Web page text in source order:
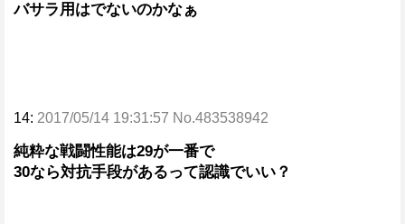
バサラ用はでないのかなぁ
14: 2017/05/14 19:31:57 No.483538942
純粋な戦闘性能は29が一番で
30なら対抗手段があるって認識でいい？